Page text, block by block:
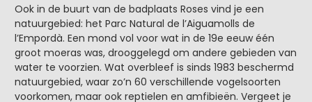
Ook in de buurt van de badplaats Roses vind je een
natuurgebied: het Parc Natural de l’Aiguamolls de
l’Empordà. Een mond vol voor wat in de 19e eeuw één
groot moeras was, drooggelegd om andere gebieden van
water te voorzien. Wat overbleef is sinds 1983 beschermd
natuurgebied, waar zo’n 60 verschillende vogelsoorten
voorkomen, maar ook reptielen en amfibieën. Vergeet je